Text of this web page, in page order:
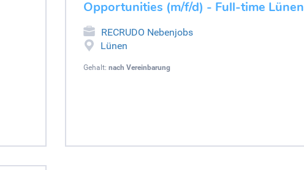
Opportunities (m/f/d) - Full-time Lünen
RECRUDO Nebenjobs
Lünen
Gehalt: nach Vereinbarung